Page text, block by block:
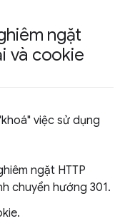
ngặt
và cookie
việc sử dụng
ngặt HTTP
chuyển hướng 301.